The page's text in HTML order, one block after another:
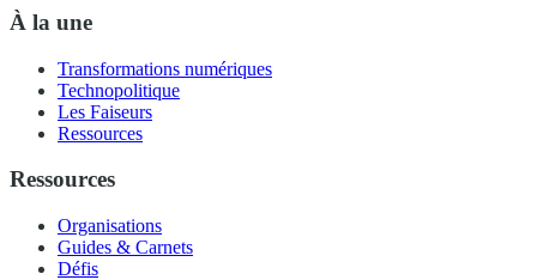
À la une
Transformations numériques
Technopolitique
Les Faiseurs
Ressources
Ressources
Organisations
Guides & Carnets
Défis